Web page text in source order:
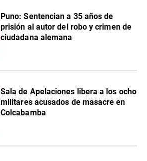
Puno: Sentencian a 35 años de
prisión al autor del robo y crimen de
ciudadana alemana
Sala de Apelaciones libera a los ocho
militares acusados de masacre en
Colcabamba